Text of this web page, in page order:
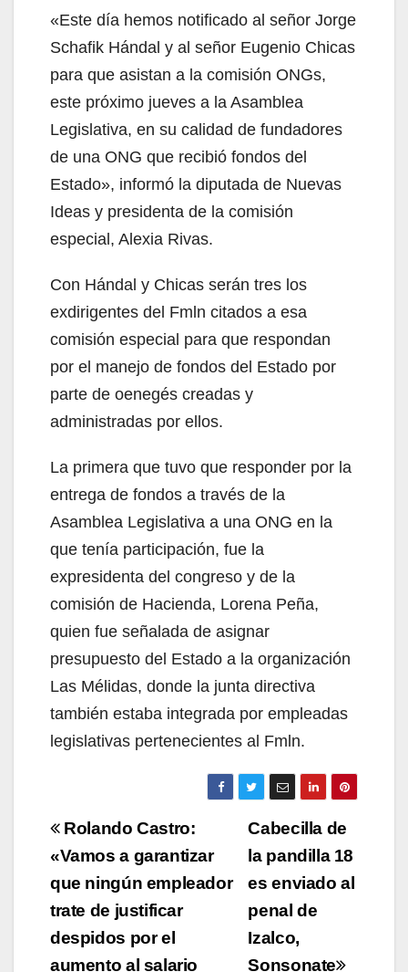
«Este día hemos notificado al señor Jorge
Schafik Hándal y al señor Eugenio Chicas
para que asistan a la comisión ONGs,
este próximo jueves a la Asamblea
Legislativa, en su calidad de fundadores
de una ONG que recibió fondos del
Estado», informó la diputada de Nuevas
Ideas y presidenta de la comisión
especial, Alexia Rivas.
Con Hándal y Chicas serán tres los
exdirigentes del Fmln citados a esa
comisión especial para que respondan
por el manejo de fondos del Estado por
parte de oenegés creadas y
administradas por ellos.
La primera que tuvo que responder por la
entrega de fondos a través de la
Asamblea Legislativa a una ONG en la
que tenía participación, fue la
expresidenta del congreso y de la
comisión de Hacienda, Lorena Peña,
quien fue señalada de asignar
presupuesto del Estado a la organización
Las Mélidas, donde la junta directiva
también estaba integrada por empleadas
legislativas pertenecientes al Fmln.
Navegación
de
entradas
Cabecilla de
la pandilla 18
es enviado al
penal de
Izalco,
Sonsonate
Rolando Castro:
«Vamos a garantizar
que ningún empleador
trate de justificar
despidos por el
aumento al salario